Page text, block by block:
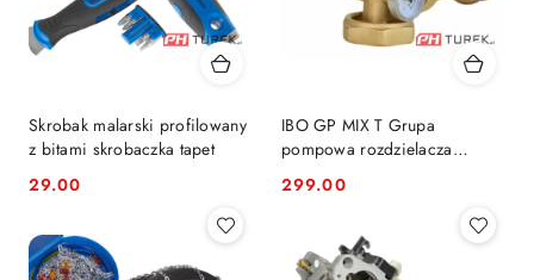
Skrobak malarski profilowany
z bitami skrobaczka tapet
Cena:
29.00
IBO GP MIX T Grupa
pompowa rozdzielacza
Cena:
299.00